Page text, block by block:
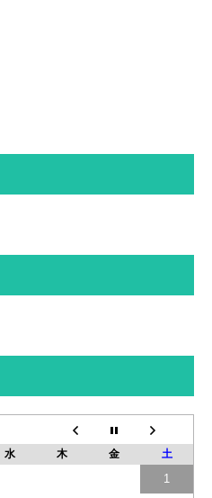
水 木 金 土
1